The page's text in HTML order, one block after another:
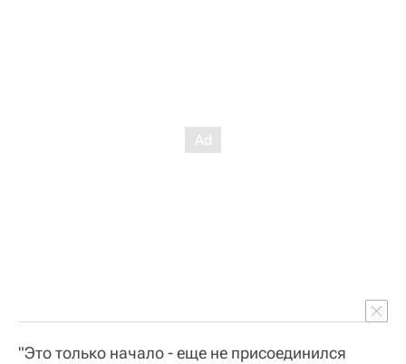
"Это только начало - еще не присоединился